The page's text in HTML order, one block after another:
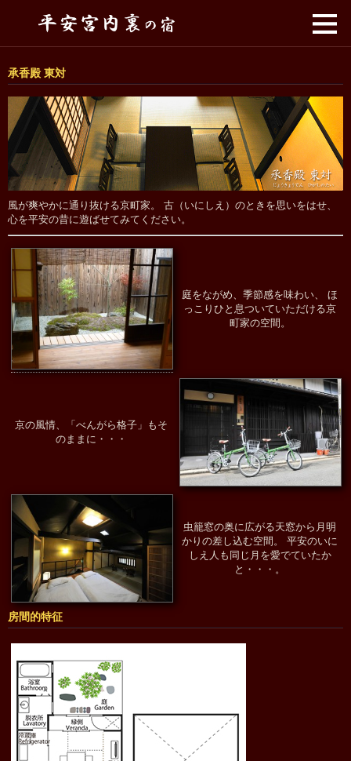
承香殿 東対
風が爽やかに通り抜ける京町家。 古（いにしえ）のときを思いをはせ、
心を平安の昔に遊ばせてみてください。
庭をながめ、季節感を味わい、 ほ
っこりひと息ついていただける京
町家の空間。
京の風情、「べんがら格子」もそ
のままに・・・
虫籠窓の奥に広がる天窓から月明
かりの差し込む空間。 平安のいに
しえ人も同じ月を愛でていたか
と・・・。
房間的特征